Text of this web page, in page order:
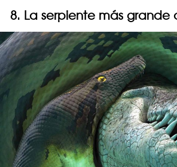
8. La serpiente más grande